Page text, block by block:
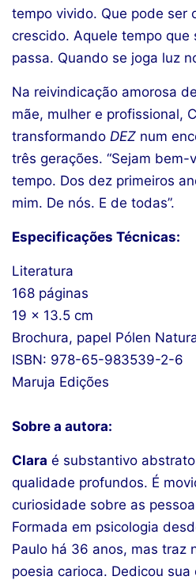
tempo vivido. Que pode ser
crescido. Aquele tempo que
passa. Quando se joga luz
Na reivindicação amorosa
mãe, mulher e profissional,
transformando DEZ num
três gerações. “Sejam
tempo. Dos dez primeiros
mim. De nós. E de todas”.
Especificações Técnicas:
Literatura
168 páginas
19 x 13.5 cm
Brochura, papel Pólen
ISBN: 978-65-983539-2-6
Maruja Edições
Sobre a autora:
Clara é substantivo
qualidade profundos. É
curiosidade sobre as
Formada em psicologia
Paulo há 36 anos, mas traz
poesia carioca. Dedicou